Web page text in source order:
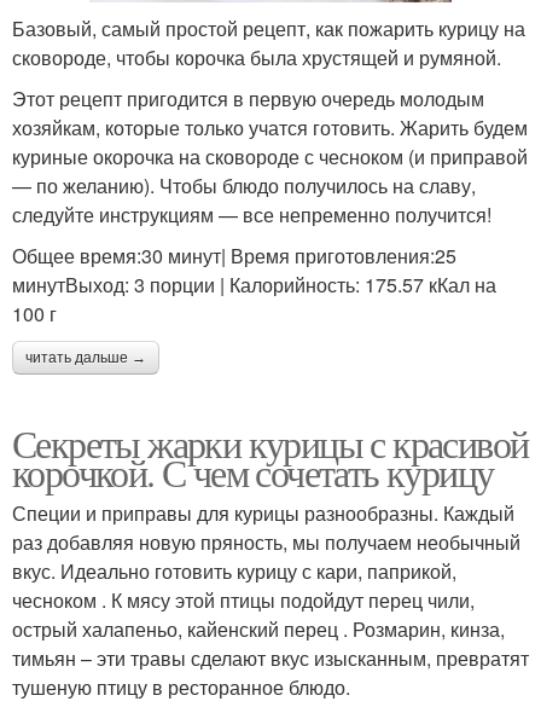
Базовый, самый простой рецепт, как пожарить курицу на
сковороде, чтобы корочка была хрустящей и румяной.
Этот рецепт пригодится в первую очередь молодым
хозяйкам, которые только учатся готовить. Жарить будем
куриные окорочка на сковороде с чесноком (и приправой
— по желанию). Чтобы блюдо получилось на славу,
следуйте инструкциям — все непременно получится!
Общее время:30 минут| Время приготовления:25
минутВыход: 3 порции | Калорийность: 175.57 кКал на
100 г
читать дальше →
Секреты жарки курицы с красивой
корочкой. С чем сочетать курицу
Специи и приправы для курицы разнообразны. Каждый
раз добавляя новую пряность, мы получаем необычный
вкус. Идеально готовить курицу с кари, паприкой,
чесноком . К мясу этой птицы подойдут перец чили,
острый халапеньо, кайенский перец . Розмарин, кинза,
тимьян – эти травы сделают вкус изысканным, превратят
тушеную птицу в ресторанное блюдо.